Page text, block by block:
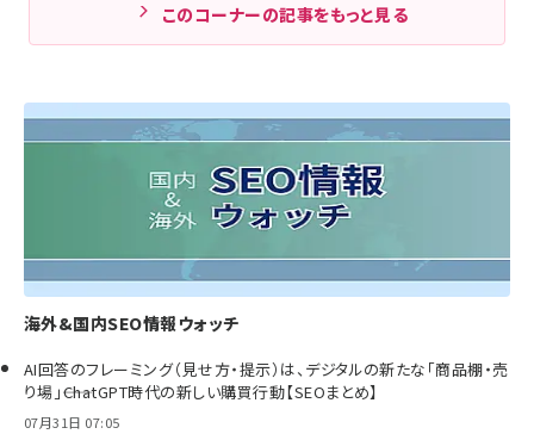
このコーナーの記事をもっと見る
海外&国内SEO情報ウォッチ
AI回答のフレーミング（見せ方・提示）は、デジタルの新たな「商品棚・売
り場」――ChatGPT時代の新しい購買行動【SEOまとめ】
07月31日 07:05